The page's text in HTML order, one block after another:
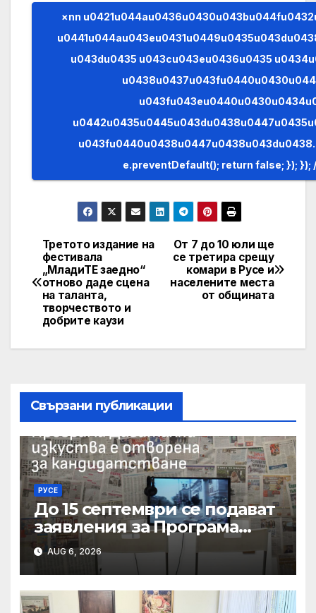
×nn u0421u044au0436u0430u043bu044fu0432u0430u043cu0435,
u043du0435 u043cu043eu0436u0435
u043fu0440u0438u0447u0438u043du0438.
Post
navigation
От 7 до 10 юли ще
се третира срещу
комари в Русе и
населените места
от общината
Третото издание на
фестивала
„МладиТЕ заедно“
отново даде сцена
на таланта,
творчеството и
добрите каузи
Свързани публикации
РУСЕ
До 15 септември се подават
заявления за Програма
„Дигитални изкуства“ на
Национален фонд
„Култура“
AUG 6, 2026